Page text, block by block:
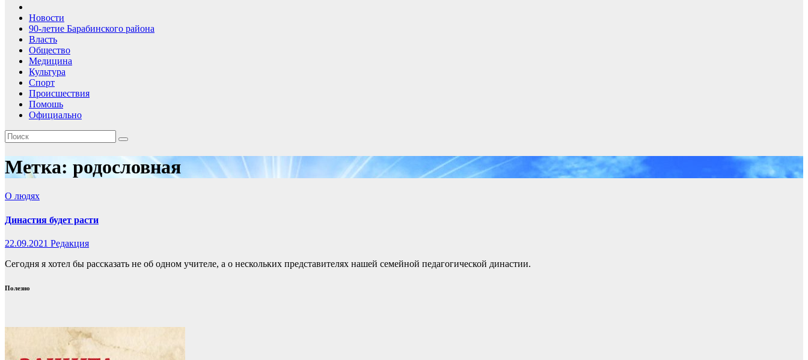
Новости
90-летие Барабинского района
Власть
Общество
Медицина
Культура
Спорт
Происшествия
Помошь
Официально
Метка: родословная
О людях
Династия будет расти
22.09.2021 Редакция
Сегодня я хотел бы рассказать не об одном учителе, а о нескольких представителях нашей семейной педагогической династии.
Полезно